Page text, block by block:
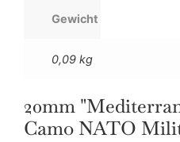
Gewicht
0,09 kg
20mm
Camo NATO